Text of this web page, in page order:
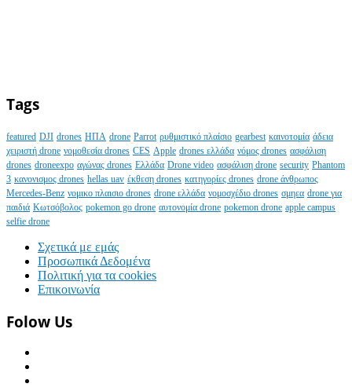
Tags
featured DJI drones ΗΠΑ drone Parrot ρυθμιστικό πλαίσιο gearbest καινοτομία άδεια
χειριστή drone νομοθεσία drones CES Apple drones ελλάδα νόμος drones ασφάλιση
drones droneexpo αγώνας drones Ελλάδα Drone video ασφάλιση drone security Phantom
3 κανονισμος drones hellas uav έκθεση drones κατηγορίες drones drone άνθρωπος
Mercedes-Benz νομικο πλαισιο drones drone ελλάδα νομοσχέδιο drones σμηεα drone για
παιδιά Κωτσόβολος pokemon go drone αυτονομία drone pokemon drone apple campus
selfie drone
Σχετικά με εμάς
Προσωπικά Δεδομένα
Πολιτική για τα cookies
Επικοινωνία
Folow Us